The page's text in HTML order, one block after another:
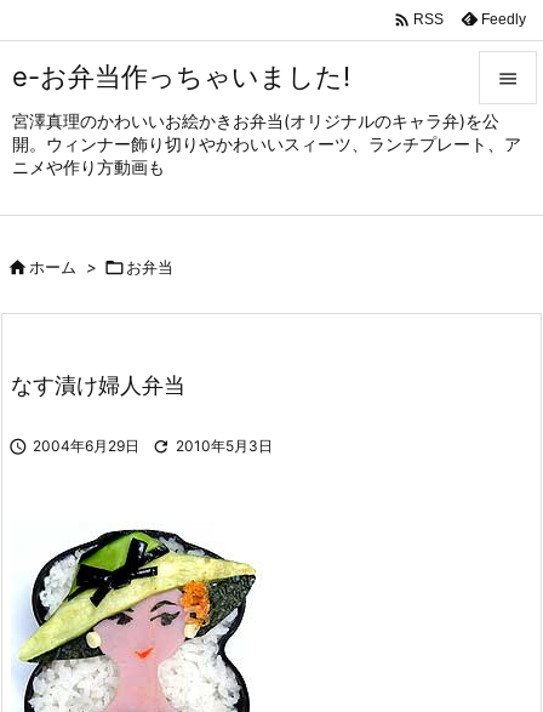
e-お弁当作っちゃいました!
宮澤真理のかわいいお絵かきお弁当(オリジナルのキャラ弁)を公
開。ウィンナー飾り切りやかわいいスィーツ、ランチプレート、ア
ニメや作り方動画も


メニュ
サイド

 RSS Feedly
ホーム > お弁当
なす漬け婦人弁当
 2004年6月29日  2010年5月3日